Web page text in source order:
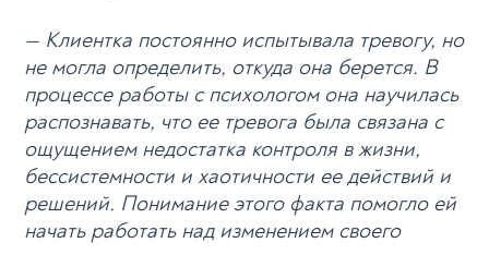
— Клиентка постоянно испытывала тревогу, но
не могла определить, откуда она берется. В
процессе работы с психологом она научилась
распознавать, что ее тревога была связана с
ощущением недостатка контроля в жизни,
бессистемности и хаотичности ее действий и
решений. Понимание этого факта помогло ей
начать работать над изменением своего